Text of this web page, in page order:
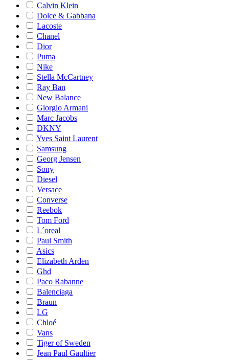
Calvin Klein
Dolce & Gabbana
Lacoste
Chanel
Dior
Puma
Nike
Stella McCartney
Ray Ban
New Balance
Giorgio Armani
Marc Jacobs
DKNY
Yves Saint Laurent
Samsung
Georg Jensen
Sony
Diesel
Versace
Converse
Reebok
Tom Ford
L´oreal
Paul Smith
Asics
Elizabeth Arden
Ghd
Paco Rabanne
Balenciaga
Braun
LG
Chloé
Vans
Tiger of Sweden
Jean Paul Gaultier